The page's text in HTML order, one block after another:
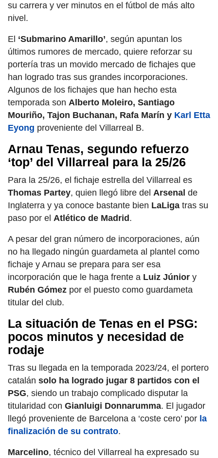
su carrera y ver minutos en el fútbol de más alto
nivel.
El ‘Submarino Amarillo’, según apuntan los
últimos rumores de mercado, quiere reforzar su
portería tras un movido mercado de fichajes que
han logrado tras sus grandes incorporaciones.
Algunos de los fichajes que han hecho esta
temporada son Alberto Moleiro, Santiago
Mouriño, Tajon Buchanan, Rafa Marín y Karl Etta
Eyong proveniente del Villarreal B.
Arnau Tenas, segundo refuerzo
‘top’ del Villarreal para la 25/26
Para la 25/26, el fichaje estrella del Villarreal es
Thomas Partey, quien llegó libre del Arsenal de
Inglaterra y ya conoce bastante bien LaLiga tras su
paso por el Atlético de Madrid .
A pesar del gran número de incorporaciones, aún
no ha llegado ningún guardameta al plantel como
fichaje y Arnau se prepara para ser esa
incorporación que le haga frente a Luiz Júnior y
Rubén Gómez por el puesto como guardameta
titular del club.
La situación de Tenas en el PSG:
pocos minutos y necesidad de
rodaje
Tras su llegada en la temporada 2023/24, el portero
catalán solo ha logrado jugar 8 partidos con el
PSG, siendo un trabajo complicado disputar la
titularidad con Gianluigi Donnarumma. El jugador
llegó proveniente de Barcelona a ‘coste cero’ por la
finalización de su contrato.
Marcelino, técnico del Villarreal ha expresado su